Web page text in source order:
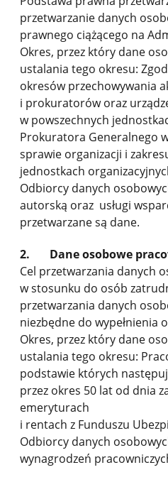
przetwarzanie danych
prawnego ciążącego na
Okres, przez który dane
ustalania tego okresu:
okresów przechowywania
i prokuratorów oraz
w powszechnych
Prokuratora Generalnego
sprawie organizacji i
jednostkach
Odbiorcy danych
autorską oraz usługi
przetwarzane są dane.
2. Dane osobowe
Cel przetwarzania danych
w stosunku do osób
przetwarzania danych
niezbędne do wypełnienia
Okres, przez który dane
ustalania tego okresu:
podstawie których
przez okres 50 lat od dnia
emeryturach
i rentach z Funduszu
Odbiorcy danych
wynagrodzeń